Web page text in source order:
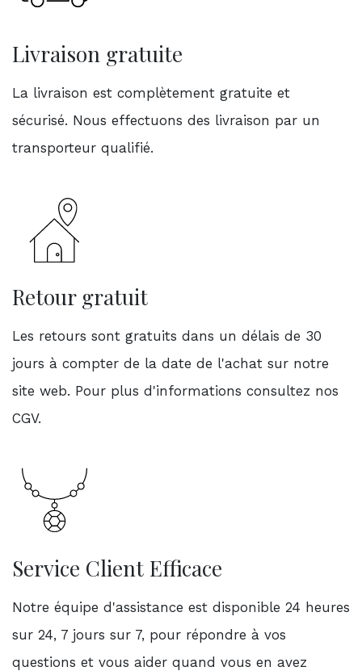
Livraison gratuite
La livraison est complètement gratuite et
sécurisé. Nous effectuons des livraison par un
transporteur qualifié.
Retour gratuit
Les retours sont gratuits dans un délais de 30
jours à compter de la date de l'achat sur notre
site web. Pour plus d'informations consultez nos
CGV.
Service Client Efficace
Notre équipe d'assistance est disponible 24 heures
sur 24, 7 jours sur 7, pour répondre à vos
questions et vous aider quand vous en avez